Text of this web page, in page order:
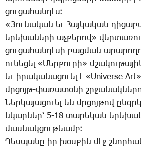
ցու­ցա­հան­դէս։
«­­Յու­նա­կան եւ ­­Հայ­կա­կան
ե­րե­խա­նե­րի աչ­քե­րով»
ցու­ցա­հան­դէ­սի բաց­ման
ու­նե­ցել «­­Մեր­քու­րի»
եւ ի­րա­կա­նա­ցո­ւել է «Universe
մրցոյթ-փա­ռա­տօ­նի
­­Ներ­կա­յա­ցո­ւել են մրցոյ­թով
նկար­ներ՝ 5-18 տա­րե­կան
մաս­նակ­ցու­թեամբ։
­­Դես­պա­նը իր խօս­քին մէջ